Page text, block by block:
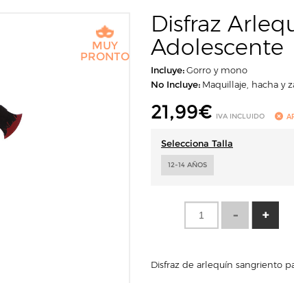
MUY
PRONTO
Disfraz
Adolescente
Incluye:Gorro y mono
No Incluye: Maquillaje, hacha y
21,99€ IVA INCLUIDO
Selecciona Talla
12-14 AÑOS
Disfraz de arlequín sangriento